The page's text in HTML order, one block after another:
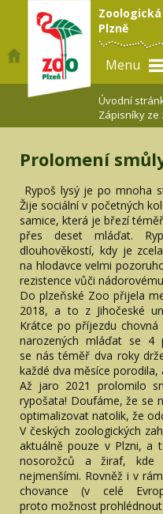
Plzně
Menu
Úvodní
Zápisníky ze
Prolomení
Rypoš lysý je po mnoha
Žije sociální v početných
samice, která je březí
přes deset mláďat.
dlouhověkostí, kdy je
na hlodavce velmi
rezistence vůči
Do plzeňské Zoo přijela
2018, a to z Jihočeské
Krátce po příjezdu
narozených mláďat se 4
se nás téměř dva roky
každé dva měsíce
Až jaro 2021 prolomilo
rypošata! Doufáme, že se
optimalizovat natolik, že
V českých zoologických
aktuálně pouze v Plzni, a
nosorožců a žiraf, kde
nejmenšími. Rovněž i v
chovance (v celé
proto možnost prohlédnout